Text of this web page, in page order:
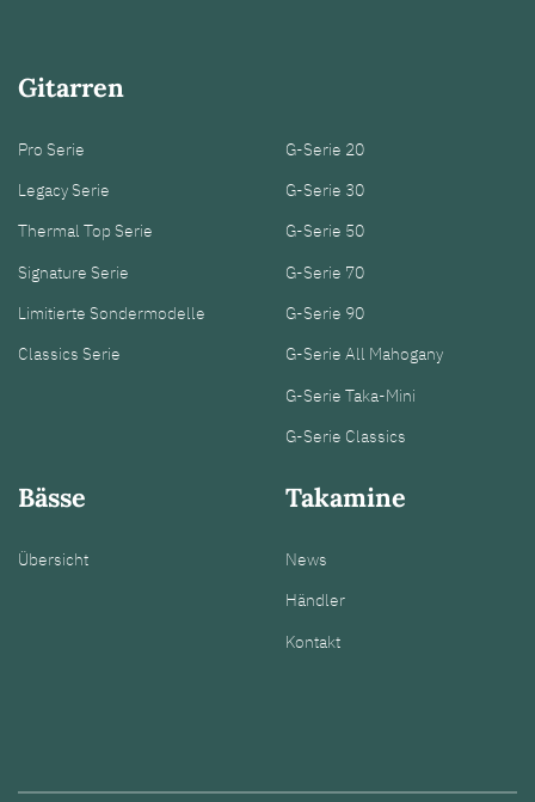
Gitarren
Pro Serie
Legacy Serie
Thermal Top Serie
Signature Serie
Limitierte Sondermodelle
Classics Serie
G-Serie 20
G-Serie 30
G-Serie 50
G-Serie 70
G-Serie 90
G-Serie All Mahogany
G-Serie Taka-Mini
G-Serie Classics
Bässe
Übersicht
Takamine
News
Händler
Kontakt